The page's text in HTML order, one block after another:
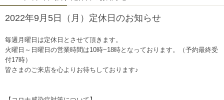
2022年9月5日（月）定休日のお知らせ
毎週月曜日は定休日とさせて頂きます。
火曜日～日曜日の営業時間は10時~18時となっております。（予約最終受
付17時）
皆さまのご来店を心よりお待ちしております♪